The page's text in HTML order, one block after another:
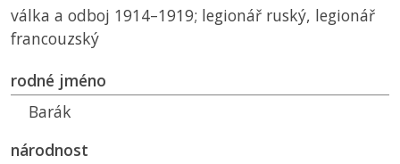
válka a odboj 1914–1919; legionář ruský, legionář
francouzský
rodné jméno
Barák
národnost